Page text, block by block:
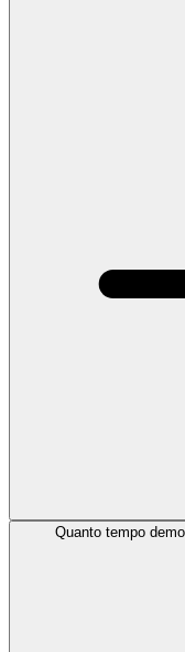
Quanto tempo